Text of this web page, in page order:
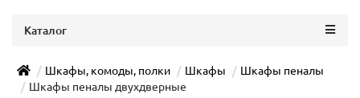
Каталог
Шкафы, комоды, полки Шкафы
Шкафы пеналы
Шкафы пеналы двухдверные